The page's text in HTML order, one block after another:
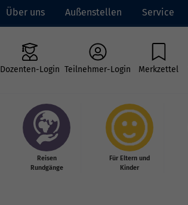
Über uns Außenstellen Service
Dozenten-Login Teilnehmer-Login Merkzettel
Reisen
Rundgänge
Für Eltern und
Kinder